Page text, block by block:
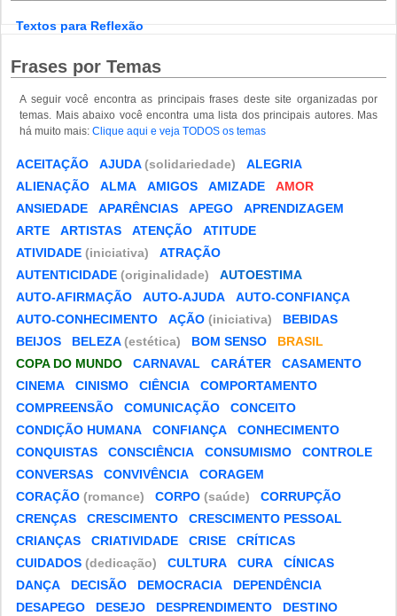
Textos para Reflexão
Frases por Temas
A seguir você encontra as principais frases deste site organizadas por
temas. Mais abaixo você encontra uma lista dos principais autores. Mas
há muito mais: Clique aqui e veja TODOS os temas
ACEITAÇÃO AJUDA(solidariedade)
ALEGRIA
ALIENAÇÃO
ALMA AMIGOS AMIZADE
AMOR
ANSIEDADE
APARÊNCIAS APEGO
APRENDIZAGEM
ARTE
ARTISTAS ATENÇÃO
ATITUDE
ATIVIDADE (iniciativa)
ATRAÇÃO
AUTENTICIDADE (originalidade)
AUTOESTIMA
AUTO-AFIRMAÇÃO
AUTO-AJUDA
AUTO-CONFIANÇA
AUTO-CONHECIMENTO
AÇÃO (iniciativa)
BEBIDAS
BEIJOS
BELEZA(estética) BOM SENSO
BRASIL
COPA DO MUNDO
CARNAVAL CARÁTER
CASAMENTO
CINEMA
CINISMO CIÊNCIA
COMPORTAMENTO
COMPREENSÃO
COMUNICAÇÃO
CONCEITO
CONDIÇÃO HUMANA
CONFIANÇA
CONHECIMENTO
CONQUISTAS
CONSCIÊNCIA CONSUMISMO
CONTROLE
CONVERSAS
CONVIVÊNCIA
CORAGEM
CORAÇÃO (romance) CORPO (saúde)
CORRUPÇÃO
CRENÇAS
CRESCIMENTO
CRESCIMENTO PESSOAL
CRIANÇAS
CRIATIVIDADE CRISE
CRÍTICAS
CUIDADOS (dedicação) CULTURA CURA
CÍNICAS
DANÇA
DECISÃO DEMOCRACIA
DEPENDÊNCIA
DESAPEGO
DESEJO DESPRENDIMENTO DESTINO